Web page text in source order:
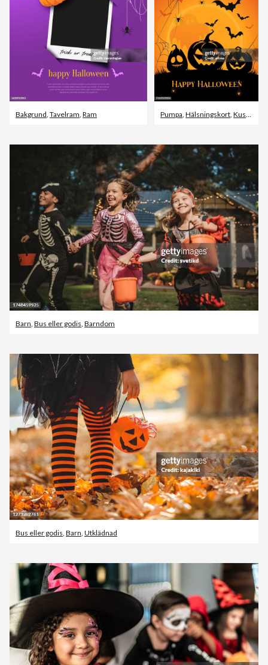
Bakgrund Tavelram Ram Pumpa ,Hälsningskort ,Kuslig
Barn Bus eller godis Barndom
Bus eller godis, Barn, Utklädnad